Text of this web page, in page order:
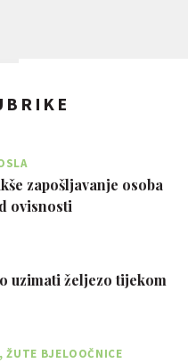
zapošljavanje osoba
ovisnosti
uzimati željezo tijekom
ŽUTE BJELOOČNICE